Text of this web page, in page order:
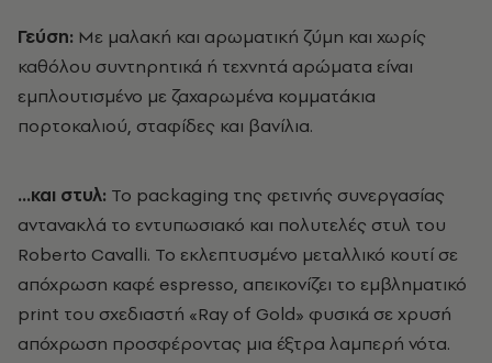
Γεύση: Με μαλακή και αρωματική ζύμη και χωρίς
καθόλου συντηρητικά ή τεχνητά αρώματα είναι
εμπλουτισμένο με ζαχαρωμένα κομματάκια
πορτοκαλιού, σταφίδες και βανίλια.
…και στυλ: Το packaging της φετινής συνεργασίας
αντανακλά το εντυπωσιακό και πολυτελές στυλ του
Roberto Cavalli. To εκλεπτυσμένο μεταλλικό κουτί σε
απόχρωση καφέ espresso, απεικονίζει το εμβληματικό
print του σχεδιαστή «Ray of Gold» φυσικά σε χρυσή
απόχρωση προσφέροντας μια έξτρα λαμπερή νότα.